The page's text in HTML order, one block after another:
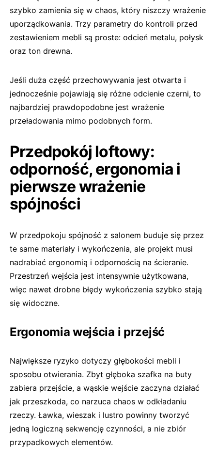
szybko zamienia się w chaos, który niszczy wrażenie
uporządkowania. Trzy parametry do kontroli przed
zestawieniem mebli są proste: odcień metalu, połysk
oraz ton drewna.
Jeśli duża część przechowywania jest otwarta i
jednocześnie pojawiają się różne odcienie czerni, to
najbardziej prawdopodobne jest wrażenie
przeładowania mimo podobnych form.
Przedpokój loftowy:
odporność, ergonomia i
pierwsze wrażenie
spójności
W przedpokoju spójność z salonem buduje się przez
te same materiały i wykończenia, ale projekt musi
nadrabiać ergonomią i odpornością na ścieranie.
Przestrzeń wejścia jest intensywnie użytkowana,
więc nawet drobne błędy wykończenia szybko stają
się widoczne.
Ergonomia wejścia i przejść
Największe ryzyko dotyczy głębokości mebli i
sposobu otwierania. Zbyt głęboka szafka na buty
zabiera przejście, a wąskie wejście zaczyna działać
jak przeszkoda, co narzuca chaos w odkładaniu
rzeczy. Ławka, wieszak i lustro powinny tworzyć
jedną logiczną sekwencję czynności, a nie zbiór
przypadkowych elementów.